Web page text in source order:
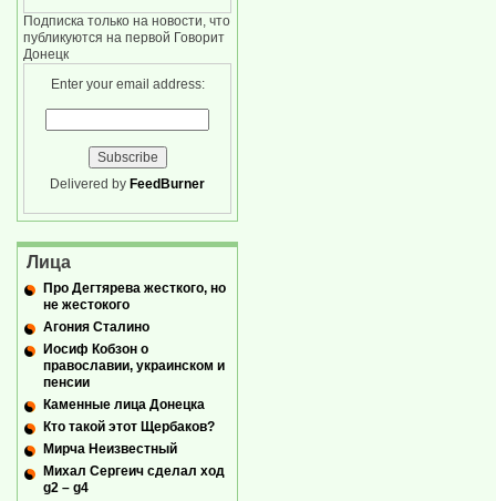
Подписка только на новости, что
публикуются на первой Говорит
Донецк
Enter your email address:
Delivered by FeedBurner
Лица
Про Дегтярева жесткого, но
не жестокого
Агония Сталино
Иосиф Кобзон о
православии, украинском и
пенсии
Каменные лица Донецка
Кто такой этот Щербаков?
Мирча Неизвестный
Михал Сергеич сделал ход
g2 – g4